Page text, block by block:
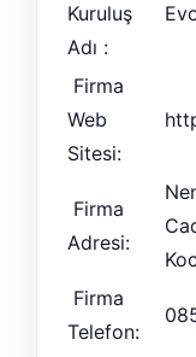
Kuruluş
Adı :
Firma
Web
Sitesi:
Firma
Adresi:
Firma
Telefon: